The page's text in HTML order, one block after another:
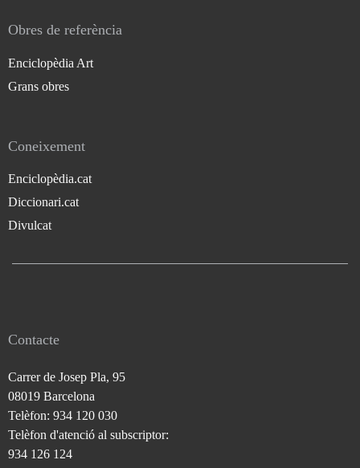
Obres de referència
Enciclopèdia Art
Grans obres
Coneixement
Enciclopèdia.cat
Diccionari.cat
Divulcat
Contacte
Carrer de Josep Pla, 95
08019 Barcelona
Telèfon: 934 120 030
Telèfon d'atenció al subscriptor:
934 126 124